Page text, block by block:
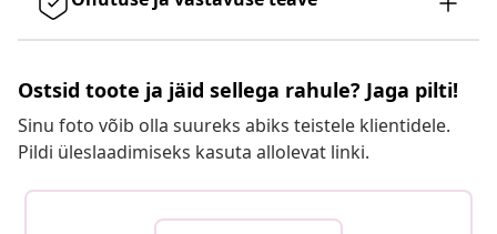
Ostsid toote ja jäid sellega rahule? Jaga pilti!
Sinu foto võib olla suureks abiks teistele klientidele.
Pildi üleslaadimiseks kasuta allolevat linki.